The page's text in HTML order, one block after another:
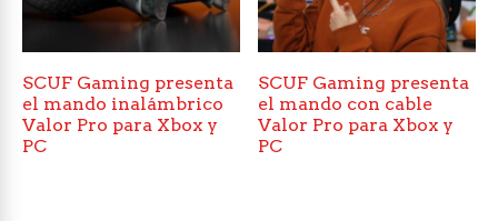
SCUF Gaming presenta
el mando inalámbrico
Valor Pro para Xbox y
PC
SCUF Gaming presenta
el mando con cable
Valor Pro para Xbox y
PC